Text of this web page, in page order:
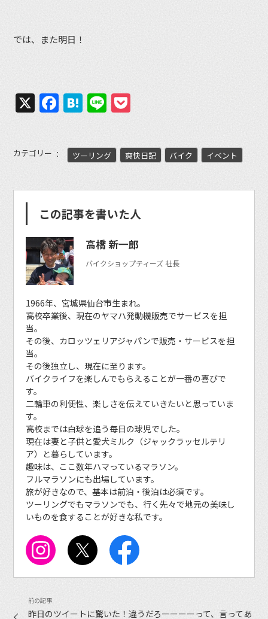
では、また明日！
X Facebook
Hatena
Line
カテゴリー ツーリング 爽快日記 バイク イベント
この記事を書いた人
高橋 新一郎
バイクショップティーズ 社長
1966年、宮城県仙台市生まれ。
高校卒業後、現在のヤマハ発動機販売でサービスを担
当。
その後、カロッツェリアジャパンで販売・サービスを担
当。
その後独立し、現在に至ります。
バイクライフを楽しんでもらえることが一番の喜びで
す。
二輪車の利便性、楽しさを伝えていきたいと思っていま
す。
高校までは白球を追う毎日の球児でした。
現在は妻と子供と愛犬ミルク（ジャックラッセルテリ
ア）と暮らしています。
趣味は、ここ数年ハマっているマラソン。
フルマラソンにも出場しています。
旅が好きなので、基本は前泊・後泊は必須です。
ツーリングでもマラソンでも、行く先々で地元の美味し
いものを食することが好きな私です。
昨日のツイートに驚いた！違うだろーーーーって、言ってあ